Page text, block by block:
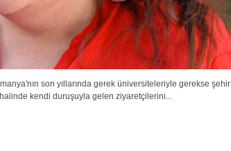
son yıllarında gerek üniversiteleriyle gerekse şehir
kendi duruşuyla gelen ziyaretçilerini...